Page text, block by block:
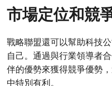
市場定位和競
戰略聯盟還可以幫助科技
自己。通過與行業領導者
伴的優勢來獲得競爭優勢
中特別有利。